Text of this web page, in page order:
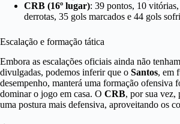
CRB (16º lugar): 39 pontos, 10
derrotas, 35 gols marcados e 44 gols
Escalação e formação tática
Embora as escalações oficiais ainda não
divulgadas, podemos inferir que o Santos, em
desempenho, manterá uma formação ofensiva
dominar o jogo em casa. O CRB, por sua vez,
uma postura mais defensiva, aproveitando os